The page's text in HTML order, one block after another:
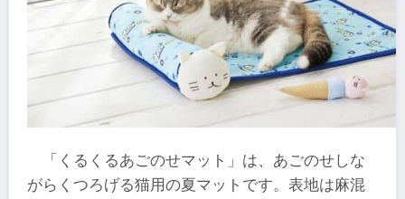
「くるくるあごのせマット」は、あごのせしな
がらくつろげる猫用の夏マットです。表地は麻混